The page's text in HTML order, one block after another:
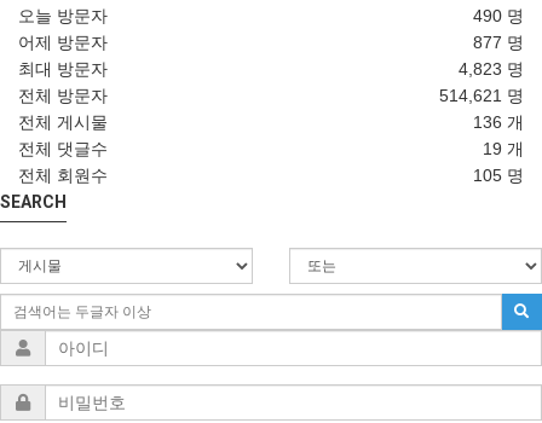
490 명
오늘 방문자
877 명
어제 방문자
4,823 명
최대 방문자
514,621 명
전체 방문자
136 개
전체 게시물
19 개
전체 댓글수
105 명
전체 회원수
SEARCH